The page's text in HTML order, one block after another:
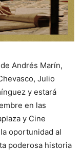
Andrés Marín,
Julio
y estará
en las
y Cine
oportunidad al
poderosa historia